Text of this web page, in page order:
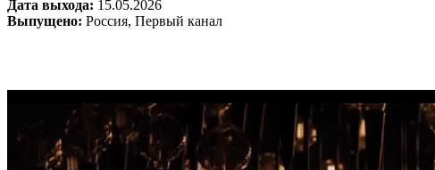
Дата выхода: 15.05.2026
Выпущено: Россия, Первый канал